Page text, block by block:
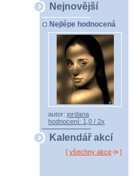
Nejnovější
Nejlépe hodnocená
autor: jordana
hodnocení: 1,0 / 2x
Kalendář akcí
[ všechny akce ]